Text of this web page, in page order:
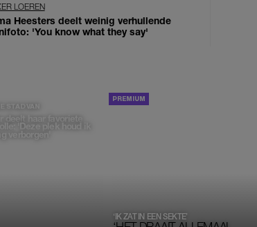
LOEREN
Heesters deelt weinig verhullende
'You know what they say'
STAD VAN
deelt haar favoriete
'Deze plek houd ik
verborgen'
‘IK ZAT IN EEN SEKTE’